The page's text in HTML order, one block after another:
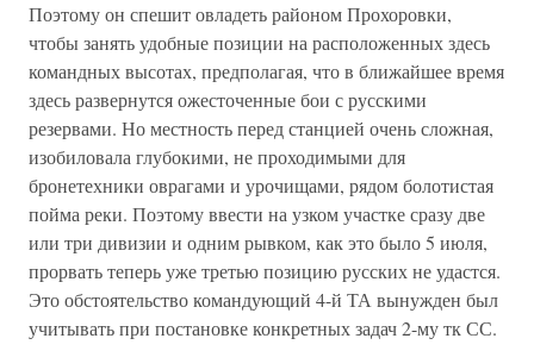
Поэтому он спешит овладеть районом Прохоровки,
чтобы занять удобные позиции на расположенных здесь
командных высотах, предполагая, что в ближайшее время
здесь развернутся ожесточенные бои с русскими
резервами. Но местность перед станцией очень сложная,
изобиловала глубокими, не проходимыми для
бронетехники оврагами и урочищами, рядом болотистая
пойма реки. Поэтому ввести на узком участке сразу две
или три дивизии и одним рывком, как это было 5 июля,
прорвать теперь уже третью позицию русских не удастся.
Это обстоятельство командующий 4-й ТА вынужден был
учитывать при постановке конкретных задач 2-му тк СС.